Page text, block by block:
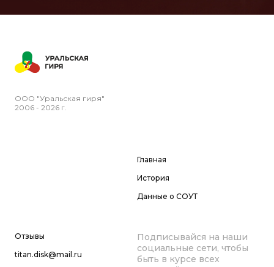
ООО "Уральская гиря"
2006 - 2026 г.
Главная
История
Данные о СОУТ
Отзывы
titan.disk@mail.ru
Подписывайся на наши
социальные сети, чтобы
быть в курсе всех